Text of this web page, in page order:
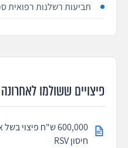
תביעות רשלנות רפואית
פיצויים ששולמו לאחרונה
600,000 ש"ח פיצוי
חיסון RSV